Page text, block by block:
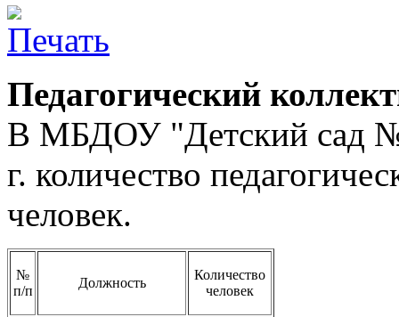
Педагогический
В МБДОУ "Детский сад
г. количество
человек.
№
п/п
Должность
Количество
человек